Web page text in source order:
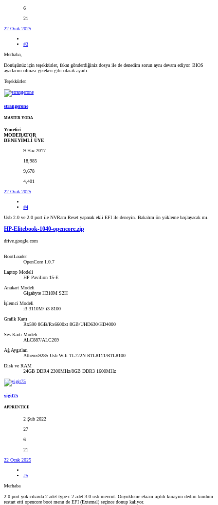
6
21
22 Ocak 2025
#3
Merhaba,
Dönüşünüz için teşekkürler, fakat gönderdiğiniz dosya ile de denedim sorun aynı devam ediyor. BIOS
ayarlarım olması gereken gibi olarak ayarlı.
Teşekkürler.
strangerone
MASTER YODA
Yönetici
MODERATOR
DENEYİMLİ ÜYE
9 Haz 2017
18,985
9,678
4,401
22 Ocak 2025
#4
Usb 2.0 ve 2.0 port ile NVRam Reset yaparak ekli EFI ile deneyin. Bakalım ön yükleme başlayacak mı.
HP-Elitebook-1040-opencore.zip
drive.google.com
BootLoader
OpenCore 1.0.7
Laptop Modeli
HP Pavilion 15-E
Anakart Modeli
Gigabyte H310M S2H
İşlemci Modeli
i3 3110M/ i3 8100
Grafik Kartı
Rx590 8GB/Rx6600xt 8GB/UHD630/HD4000
Ses Kartı Modeli
ALC887/ALC269
Ağ Aygıtları
Atheros9285 Usb Wifi TL722N RTL8111/RTL8100
Disk ve RAM
24GB DDR4 2300MHz/8GB DDR3 1600MHz
yigit75
APPRENTICE
2 Şub 2022
27
6
21
22 Ocak 2025
#5
Merhaba
2.0 port yok cihazda 2 adet type-c 2 adet 3.0 usb mevcut. Önyükleme ekranı açıldı kurayım dedim kurdum
restart etti opencore boot menu de EFI (External) seçince donup kalıyor.